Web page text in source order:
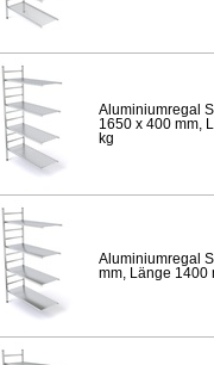
Aluminiumregal
1650 x 400 mm,
kg
Aluminiumregal
mm, Länge 1400